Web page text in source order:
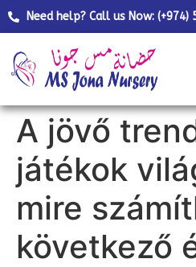
Need help? Call us Now: (+974)
A jövő
játékok
mire
következő